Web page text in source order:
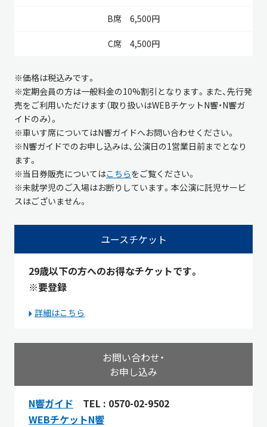
6,500円
4,500円
※価格は税込みです。
※定期会員の方は一般料金の10%割引となります。また、先行発
売をご利用いただけます（取り扱いはWEBチケットN響・N響ガ
イドのみ）。
※車いす席についてはN響ガイドへお問い合わせください。
※N響ガイドでのお申し込みは、公演日の1営業日前までとなり
ます。
※当日券販売についてはこちらをご覧ください。
※未就学児のご入場はお断りしています。本公演に託児サービ
スはございません。
ユースチケット
29歳以下の方へのお得なチケットです。
※要登録
詳細はこちら
お問い合わせ・
お申し込み
N響ガイド TEL : 0570-02-9502
WEBチケットN響